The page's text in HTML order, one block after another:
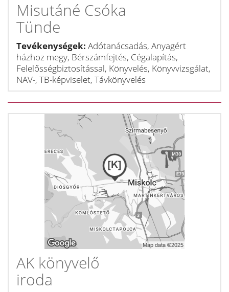
Misutáné Csóka
Tünde
Tevékenységek: Adótanácsadás, Anyagért
házhoz megy, Bérszámfejtés, Cégalapítás,
Felelősségbiztosítással, Könyvelés, Könyvvizsgálat,
NAV-, TB-képviselet, Távkönyvelés
AK könyvelő
iroda